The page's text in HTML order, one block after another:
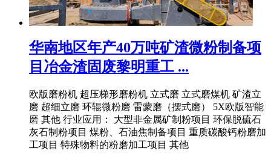
华南地区年产40万吨矿渣微粉制备项
目冶金渣固废黎明重工 ...
欧版磨粉机 超压梯形磨粉机 立式磨 立式磨煤机 矿渣立
磨 超细立磨 环辊微粉磨 雷蒙磨（摆式磨） 5X欧版智能
磨 其他 行业应用： 大型非金属矿制粉项目 环保脱硫石
灰石制粉项目 煤粉、石油焦制备项目 重质碳酸钙粉磨加
工项目 特殊物料的粉磨加工项目 其他